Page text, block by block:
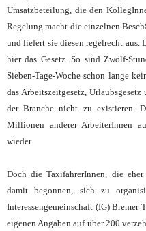
Umsatzbeteilung, die den
Regelung macht die einzelnen
und liefert sie diesen regelrecht
hier das Gesetz. So sind Zwölf-
Sieben-Tage-Woche schon lange
das Arbeitszeitgesetz,
der Branche nicht zu existieren.
Millionen anderer ArbeiterInnen
wieder.
Doch die TaxifahrerInnen, die
damit begonnen, sich zu
Interessengemeinschaft (IG)
eigenen Angaben auf über 200